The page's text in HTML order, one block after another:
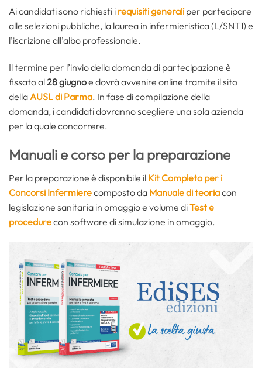
Ai candidati sono richiesti i requisiti generali per partecipare
alle selezioni pubbliche, la laurea in infermieristica (L/SNT1) e
l’iscrizione all’albo professionale.
Il termine per l’invio della domanda di partecipazione è
fissato al28 giugnoe dovrà avvenire online tramite il sito
della AUSL di Parma. In fase di compilazione della
domanda, i candidati dovranno scegliere una sola azienda
per la quale concorrere.
Manuali e corso per la preparazione
Per la preparazione è disponibile il Kit Completo per i
Concorsi Infermierecomposto da Manuale di teoriacon
legislazione sanitaria in omaggio e volume diTest e
procedurecon software di simulazione in omaggio.